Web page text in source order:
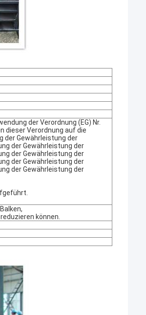
der Verordnung (EG) Nr.
dieser Verordnung auf die
der Gewährleistung der
der Gewährleistung der
der Gewährleistung der
der Gewährleistung der
der Gewährleistung der
können.